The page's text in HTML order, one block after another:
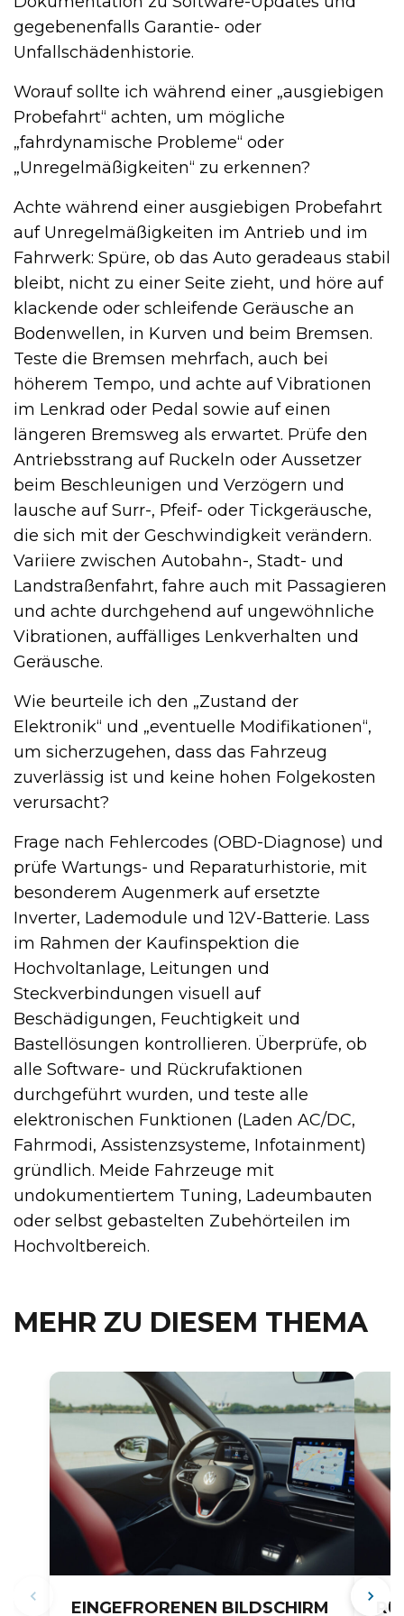
gegebenenfalls Garantie- oder
Unfallschädenhistorie.
Worauf sollte ich während einer „ausgiebigen
Probefahrt“ achten, um mögliche
„fahrdynamische Probleme“ oder
„Unregelmäßigkeiten“ zu erkennen?
Achte während einer ausgiebigen Probefahrt
auf Unregelmäßigkeiten im Antrieb und im
Fahrwerk: Spüre, ob das Auto geradeaus stabil
bleibt, nicht zu einer Seite zieht, und höre auf
klackende oder schleifende Geräusche an
Bodenwellen, in Kurven und beim Bremsen.
Teste die Bremsen mehrfach, auch bei
höherem Tempo, und achte auf Vibrationen
im Lenkrad oder Pedal sowie auf einen
längeren Bremsweg als erwartet. Prüfe den
Antriebsstrang auf Ruckeln oder Aussetzer
beim Beschleunigen und Verzögern und
lausche auf Surr-, Pfeif- oder Tickgeräusche,
die sich mit der Geschwindigkeit verändern.
Variiere zwischen Autobahn-, Stadt- und
Landstraßenfahrt, fahre auch mit Passagieren
und achte durchgehend auf ungewöhnliche
Vibrationen, auffälliges Lenkverhalten und
Geräusche.
Wie beurteile ich den „Zustand der
Elektronik“ und „eventuelle Modifikationen“,
um sicherzugehen, dass das Fahrzeug
zuverlässig ist und keine hohen Folgekosten
verursacht?
Frage nach Fehlercodes (OBD-Diagnose) und
prüfe Wartungs- und Reparaturhistorie, mit
besonderem Augenmerk auf ersetzte
Inverter, Lademodule und 12V-Batterie. Lass
im Rahmen der Kaufinspektion die
Hochvoltanlage, Leitungen und
Steckverbindungen visuell auf
Beschädigungen, Feuchtigkeit und
Bastellösungen kontrollieren. Überprüfe, ob
alle Software- und Rückrufaktionen
durchgeführt wurden, und teste alle
elektronischen Funktionen (Laden AC/DC,
Fahrmodi, Assistenzsysteme, Infotainment)
gründlich. Meide Fahrzeuge mit
undokumentiertem Tuning, Ladeumbauten
oder selbst gebastelten Zubehörteilen im
Hochvoltbereich.
MEHR ZU DIESEM THEMA
EINGEFRORENEN BILDSCHIRM